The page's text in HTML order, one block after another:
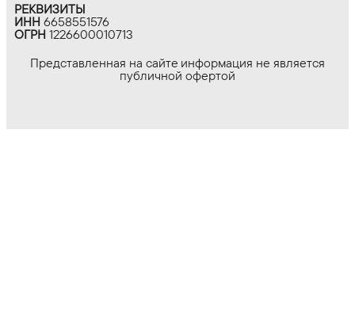
РЕКВИЗИТЫ
ИНН 6658551576
ОГРН 1226600010713
Представленная на сайте информация не является
публичной офертой